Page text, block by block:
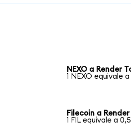
NEXO a Render
1 NEXO equivale
Filecoin a
1 FIL equivale a